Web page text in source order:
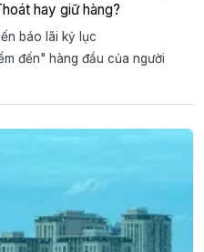
hay giữ hàng?
báo lãi kỷ lục
đến" hàng đầu của người